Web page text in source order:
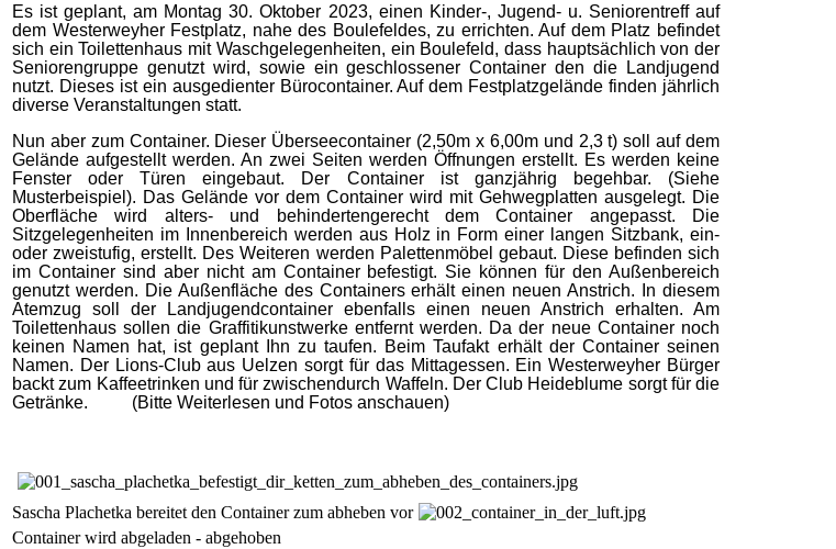
Es ist geplant, am Montag 30. Oktober 2023, einen Kinder-, Jugend- u. Seniorentreff auf
dem Westerweyher Festplatz, nahe des Boulefeldes, zu errichten. Auf dem Platz befindet
sich ein Toilettenhaus mit Waschgelegenheiten, ein Boulefeld, dass hauptsächlich von der
Seniorengruppe genutzt wird, sowie ein geschlossener Container den die Landjugend
nutzt. Dieses ist ein ausgedienter Bürocontainer. Auf dem Festplatzgelände finden jährlich
diverse Veranstaltungen statt.
Nun aber zum Container. Dieser Überseecontainer (2,50m x 6,00m und 2,3 t) soll auf dem
Gelände aufgestellt werden. An zwei Seiten werden Öffnungen erstellt. Es werden keine
Fenster oder Türen eingebaut. Der Container ist ganzjährig begehbar. (Siehe
Musterbeispiel). Das Gelände vor dem Container wird mit Gehwegplatten ausgelegt. Die
Oberfläche wird alters- und behindertengerecht dem Container angepasst. Die
Sitzgelegenheiten im Innenbereich werden aus Holz in Form einer langen Sitzbank, ein-
oder zweistufig, erstellt. Des Weiteren werden Palettenmöbel gebaut. Diese befinden sich
im Container sind aber nicht am Container befestigt. Sie können für den Außenbereich
genutzt werden. Die Außenfläche des Containers erhält einen neuen Anstrich. In diesem
Atemzug soll der Landjugendcontainer ebenfalls einen neuen Anstrich erhalten. Am
Toilettenhaus sollen die Graffitikunstwerke entfernt werden. Da der neue Container noch
keinen Namen hat, ist geplant Ihn zu taufen. Beim Taufakt erhält der Container seinen
Namen. Der Lions-Club aus Uelzen sorgt für das Mittagessen. Ein Westerweyher Bürger
backt zum Kaffeetrinken und für zwischendurch Waffeln. Der Club Heideblume sorgt für die
Getränke. (Bitte Weiterlesen und Fotos anschauen)
Sascha Plachetka bereitet den Container zum abheben vor
Container wird abgeladen - abgehoben